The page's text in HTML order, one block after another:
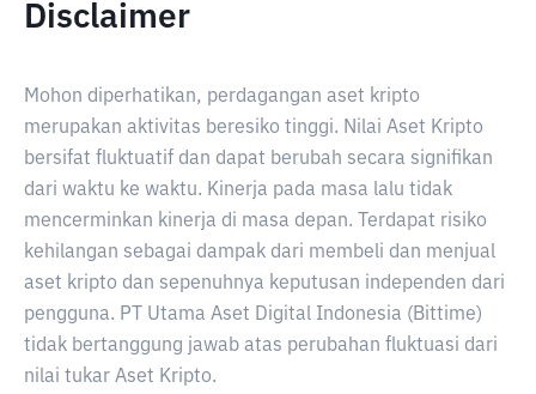
Disclaimer
Mohon diperhatikan, perdagangan aset kripto
merupakan aktivitas beresiko tinggi. Nilai Aset Kripto
bersifat fluktuatif dan dapat berubah secara signifikan
dari waktu ke waktu. Kinerja pada masa lalu tidak
mencerminkan kinerja di masa depan. Terdapat risiko
kehilangan sebagai dampak dari membeli dan menjual
aset kripto dan sepenuhnya keputusan independen dari
pengguna. PT Utama Aset Digital Indonesia (Bittime)
tidak bertanggung jawab atas perubahan fluktuasi dari
nilai tukar Aset Kripto.